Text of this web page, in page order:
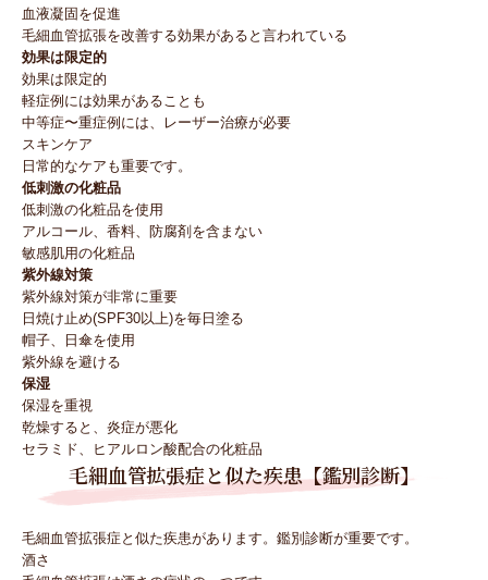
血液凝固を促進
毛細血管拡張を改善する効果があると言われている
効果は限定的
効果は限定的
軽症例には効果があることも
中等症〜重症例には、レーザー治療が必要
スキンケア
日常的なケアも重要です。
低刺激の化粧品
低刺激の化粧品を使用
アルコール、香料、防腐剤を含まない
敏感肌用の化粧品
紫外線対策
紫外線対策が非常に重要
日焼け止め(SPF30以上)を毎日塗る
帽子、日傘を使用
紫外線を避ける
保湿
保湿を重視
乾燥すると、炎症が悪化
セラミド、ヒアルロン酸配合の化粧品
毛細血管拡張症と似た疾患【鑑別診断】
毛細血管拡張症と似た疾患があります。鑑別診断が重要です。
酒さ